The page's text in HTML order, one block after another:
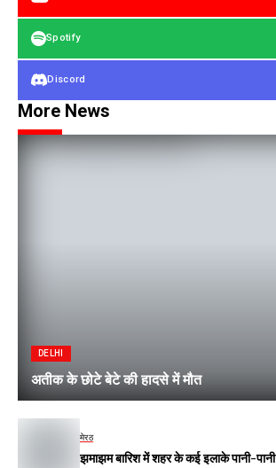
Spotify
Discord
More News
DELHI
अतीक के छोटे बेटे की हादसे में मौत
मेरठ
झमाझम बारिश में शहर के कई इलाके पानी-पानी